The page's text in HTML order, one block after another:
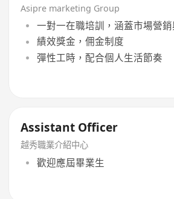
Asipre marketing Group
一對一在職培訓，涵蓋市場營
績效獎金，佣金制度
彈性工時，配合個人生活節奏
Assistant Officer
越秀職業介紹中心
歡迎應屆畢業生